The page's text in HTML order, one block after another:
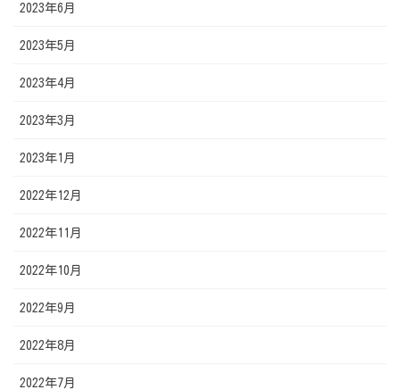
2023年6月
2023年5月
2023年4月
2023年3月
2023年1月
2022年12月
2022年11月
2022年10月
2022年9月
2022年8月
2022年7月